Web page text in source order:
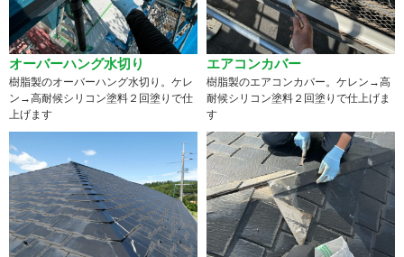
オーバーハング水切り
樹脂製のオーバーハング水切り。ケレ
ン→高耐候シリコン塗料２回塗りで仕
上げます
エアコンカバー
樹脂製のエアコンカバー。ケレン→高
耐候シリコン塗料２回塗りで仕上げま
す